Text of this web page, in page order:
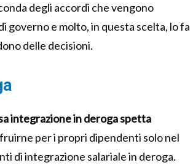
degli accordi che vengono
governo e molto, in questa scelta, lo fa
delle decisioni.
integrazione in derogaspetta
per i propri dipendenti solo nel
di integrazione salariale in deroga.